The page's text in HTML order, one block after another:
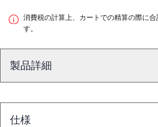
消費税の計算上、カートでの精算の際に
す。
製品詳細
仕様